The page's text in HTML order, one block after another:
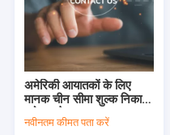
अमेरिकी आयातकों के लिए
मानक चीन सीमा शुल्क निकासी
नवीनतम कीमत पता करें